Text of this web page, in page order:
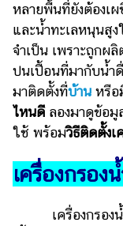
ผู้
หญิง
ผู้ชาย
สุขภาพ
ท่อง
เที่ยว
สูตร
อาหาร
หลายพื้นที่ยังต้องเ
และน้ำทะเลหนุนสูง
จำเป็น เพราะถูกผ
ปนเปื้อนที่มากับน้ำ
มาติดตั้งที่บ้าน หรือ
ไหนดี ลองมาดูข้อมู
ใช้ พร้อมวิธีติดตั้งเ
เครื่องกรอง
เครื่องกรองน้ำ